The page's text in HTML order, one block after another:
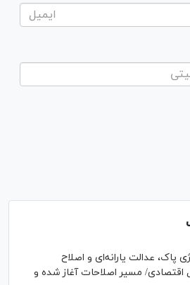
پاک، عدالت یارانه‌ای و اصلاح
مسیر اصلاحات آغاز شده و